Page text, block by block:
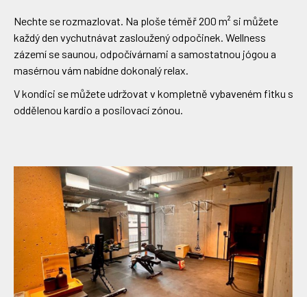
Nechte se rozmazlovat. Na ploše téměř 200 m² si můžete
každý den vychutnávat zasloužený odpočinek. Wellness
zázemí se saunou, odpočívárnami a samostatnou jógou a
masérnou vám nabídne dokonalý relax.
V kondici se můžete udržovat v kompletně vybaveném fitku s
oddělenou kardio a posilovací zónou.